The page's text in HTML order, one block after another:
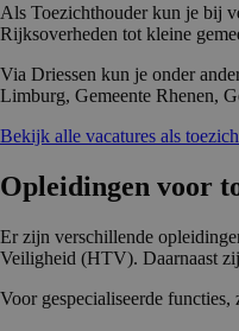
Als Toezichthouder kun je bij
Rijksoverheden tot kleine
Via Driessen kun je onder
Limburg, Gemeente Rhenen,
Bekijk alle vacatures als
Opleidingen voor
Er zijn verschillende
Veiligheid (HTV). Daarnaast
Voor gespecialiseerde